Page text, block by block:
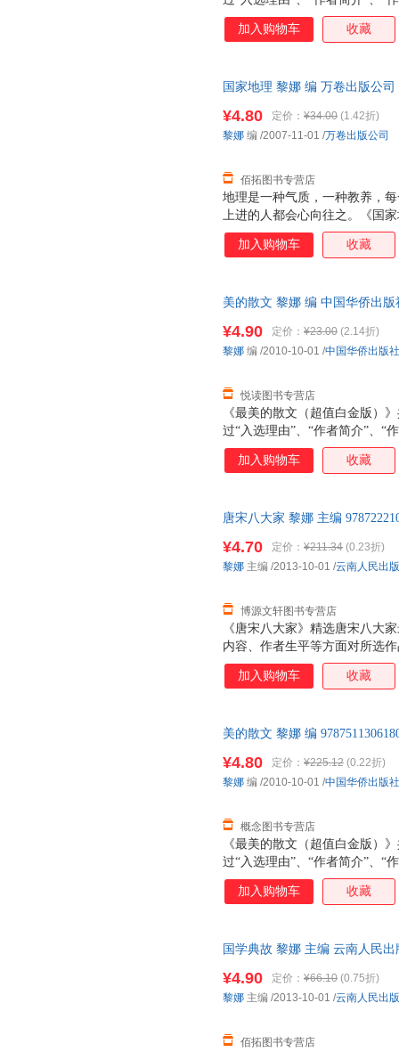
确、透彻地把握作品的思想内
加入购物车
收藏
国家地理 黎娜 编 万卷出版公
地理是一种气质，一种教养，
上进的人都会心向往之。《国
各国和中国的著名山脉、火山
革等方面的情况，希冀能激发
读书、轻松读书。 《国家地理
观，纵经横纬，无所不至，如
廷的冰川国家公园、地球脸上
¥4.80 定价： ¥34.00 (1.42折)
佰拓图书专营店
黎娜 编 /2007-11-01 /万卷出版公司
加入购物车 收藏
美的散文 黎娜 编 中国华侨出
《最美的散文（超值白金版）
过“入选理由”、“作者简介”、“
确、透彻地把握作品的思想内
¥4.90 定价： ¥23.00 (2.14折)
悦读图书专营店
黎娜 编 /2010-10-01 /中国华侨出版社
加入购物车 收藏
唐宋八大家 黎娜 主编
《唐宋八大家》精选唐宋八大
内容、作者生平等方面对所选
散文创作成就的同时，对韩愈
的词也一并铺陈，进一步张扬
¥4.70 定价： ¥211.34 (0.23折)
博源文轩图书专营店
黎娜 主编 /2013-10-01 /云南人民出
加入购物车 收藏
美的散文 黎娜 编
《最美的散文（超值白金版）
过“入选理由”、“作者简介”、“
确、透彻地把握作品的思想内
¥4.80 定价： ¥225.12 (0.22折)
概念图书专营店
黎娜 编 /2010-10-01 /中国华侨出版社
加入购物车 收藏
国学典故 黎娜 主编 云南人民
¥4.90 定价： ¥66.10 (0.75折)
佰拓图书专营店
黎娜 主编 /2013-10-01 /云南人民出